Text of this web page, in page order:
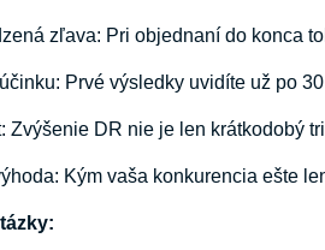
zľava: Pri objednaní do konca
Prvé výsledky uvidíte už po
Zvýšenie DR nie je len krátkodobý
Kým vaša konkurencia ešte